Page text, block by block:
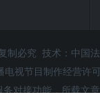
制必究 技术： 中国
视节目制作经营
对接功能，所载文